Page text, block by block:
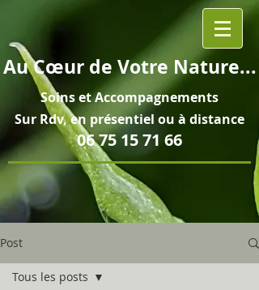
AuCœurde Votre Nature...
Soins etAccompagnements
Sur Rdv, en présentiel ou à distance
06 75 15 71 66
Post
Tous les posts